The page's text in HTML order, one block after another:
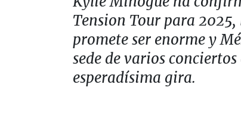
Tension Tour para 2025,
promete ser enorme y
sede de varios conciertos
esperadísima gira.